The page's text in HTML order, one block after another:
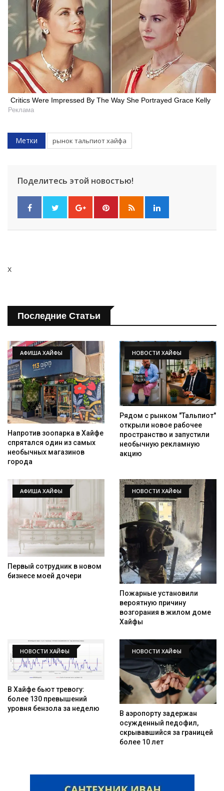
Искать
Critics Were Impressed By The Way She Portrayed Grace Kelly
Реклама
Метки рынок тальпиот хайфа
Поделитесь этой новостью!
x
Последние Статьи
АФИША ХАЙФЫ
Напротив зоопарка в Хайфе
спрятался один из самых
необычных магазинов
города
НОВОСТИ ХАЙФЫ
Рядом с рынком "Тальпиот"
открыли новое рабочее
пространство и запустили
необычную рекламную
акцию
АФИША ХАЙФЫ
Первый сотрудник в новом
бизнесе моей дочери
НОВОСТИ ХАЙФЫ
Пожарные установили
вероятную причину
возгорания в жилом доме
Хайфы
НОВОСТИ ХАЙФЫ
В Хайфе бьют тревогу:
более 130 превышений
уровня бензола за неделю
НОВОСТИ ХАЙФЫ
В аэропорту задержан
осужденный педофил,
скрывавшийся за границей
более 10 лет